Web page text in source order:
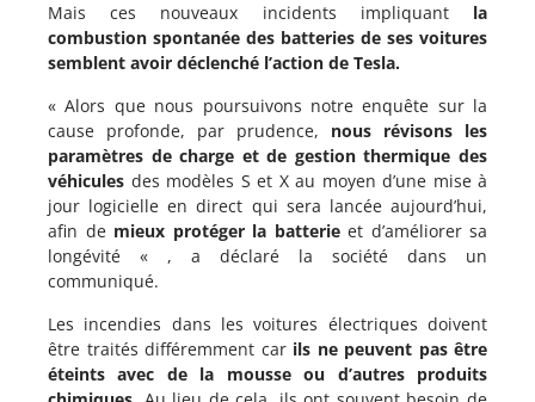
Mais ces nouveaux incidents impliquant la
combustion spontanée des batteries de ses voitures
semblent avoir déclenché l’action de Tesla.
« Alors que nous poursuivons notre enquête sur la
cause profonde, par prudence, nous révisons les
paramètres de charge et de gestion thermique des
véhicules des modèles S et X au moyen d’une mise à
jour logicielle en direct qui sera lancée aujourd’hui,
afin de mieux protéger la batterieet d’améliorer sa
longévité « , a déclaré la société dans un
communiqué.
Les incendies dans les voitures électriques doivent
être traités différemment carils ne peuvent pas être
éteints avec de la mousse ou d’autres produits